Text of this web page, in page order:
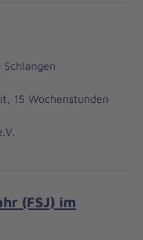
15 Wochenstunden
(FSJ) im